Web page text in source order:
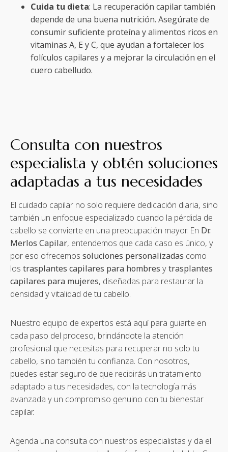
Cuida tu dieta: La recuperación capilar también
depende de una buena nutrición. Asegúrate de
consumir suficiente proteína y alimentos ricos en
vitaminas A, E y C, que ayudan a fortalecer los
folículos capilares y a mejorar la circulación en el
cuero cabelludo.
Consulta con nuestros
especialista y obtén soluciones
adaptadas a tus necesidades
El cuidado capilar no solo requiere dedicación diaria, sino
también un enfoque especializado cuando la pérdida de
cabello se convierte en una preocupación mayor. En Dr.
Merlos Capilar, entendemos que cada caso es único, y
por eso ofrecemos soluciones personalizadas como
los trasplantes capilares para hombres ytrasplantes
capilares para mujeres, diseñadas para restaurar la
densidad y vitalidad de tu cabello.
Nuestro equipo de expertos está aquí para guiarte en
cada paso del proceso, brindándote la atención
profesional que necesitas para recuperar no solo tu
cabello, sino también tu confianza. Con nosotros,
puedes estar seguro de que recibirás un tratamiento
adaptado a tus necesidades, con la tecnología más
avanzada y un compromiso genuino con tu bienestar
capilar.
Agenda una consulta con nuestros especialistas y da el